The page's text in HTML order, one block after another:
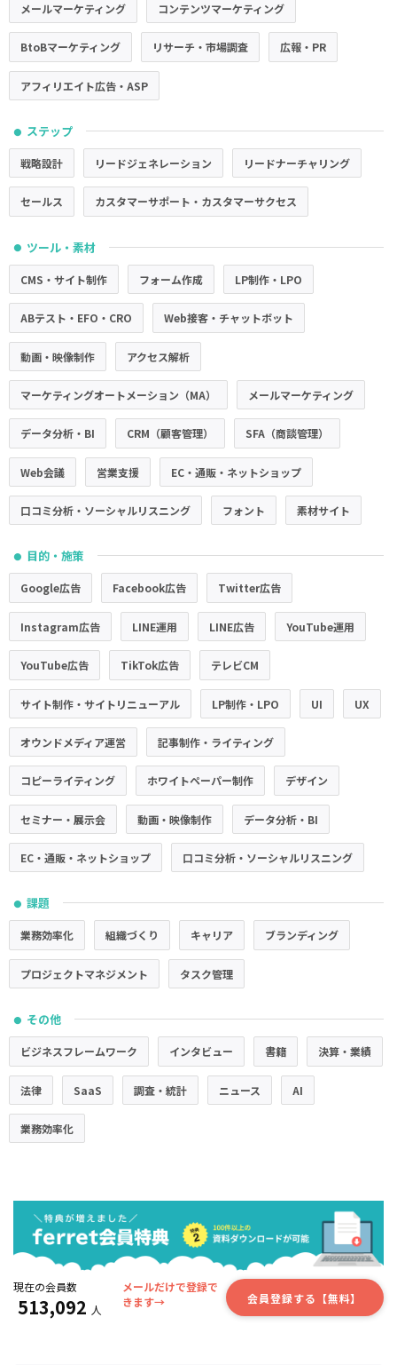
メールマーケティング コンテンツマーケティング
BtoBマーケティング リサーチ・市場調査 広報・PR
アフィリエイト広告・ASP
● ステップ
戦略設計 リードジェネレーション リードナーチャリング
セールス カスタマーサポート・カスタマーサクセス
● ツール・素材
CMS・サイト制作 フォーム作成 LP制作・LPO
ABテスト・EFO・CRO Web接客・チャットボット
動画・映像制作 アクセス解析
マーケティングオートメーション（MA） メールマーケティング
データ分析・BI CRM（顧客管理） SFA（商談管理）
Web会議 営業支援 EC・通販・ネットショップ
口コミ分析・ソーシャルリスニング フォント 素材サイト
● 目的・施策
Google広告 Facebook広告 Twitter広告
Instagram広告 LINE運用 LINE広告 YouTube運用
YouTube広告 TikTok広告 テレビCM
サイト制作・サイトリニューアル LP制作・LPO UI UX
オウンドメディア運営 記事制作・ライティング
コピーライティング ホワイトペーパー制作 デザイン
セミナー・展示会 動画・映像制作 データ分析・BI
EC・通販・ネットショップ 口コミ分析・ソーシャルリスニング
● 課題
業務効率化 組織づくり キャリア ブランディング
プロジェクトマネジメント タスク管理
● その他
ビジネスフレームワーク インタビュー 書籍 決算・業績
法律 SaaS 調査・統計 ニュース AI
業務効率化
現在の会員数
513,092 人
メールだけで登録で
きます→
会員登録する【無料】